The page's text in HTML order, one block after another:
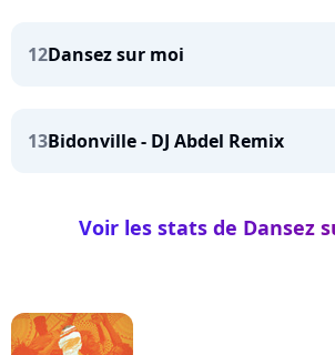
12Dansez sur moi
13Bidonville - DJ Abdel Remix
Voir les stats de Dansez